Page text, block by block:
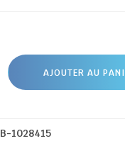
AJOUTER AU
B-1028415